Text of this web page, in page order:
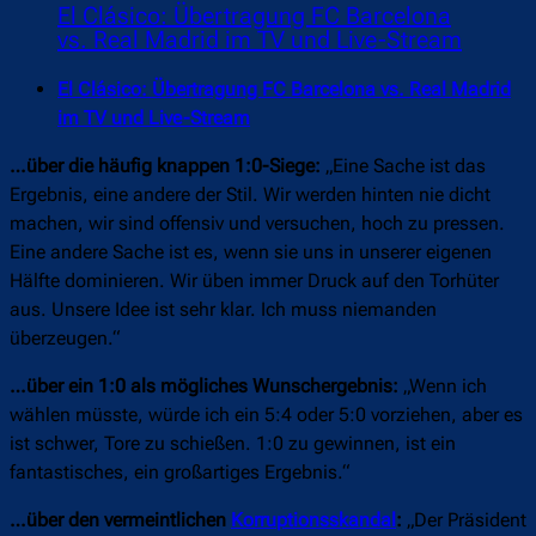
El Clásico: Übertragung FC Barcelona
vs. Real Madrid im TV und Live-Stream
El Clásico: Übertragung FC Barcelona vs. Real Madrid
im TV und Live-Stream
…über die häufig knappen 1:0-Siege: „Eine Sache ist das
Ergebnis, eine andere der Stil. Wir werden hinten nie dicht
machen, wir sind offensiv und versuchen, hoch zu pressen.
Eine andere Sache ist es, wenn sie uns in unserer eigenen
Hälfte dominieren. Wir üben immer Druck auf den Torhüter
aus. Unsere Idee ist sehr klar. Ich muss niemanden
überzeugen.“
…über ein 1:0 als mögliches Wunschergebnis: „Wenn ich
wählen müsste, würde ich ein 5:4 oder 5:0 vorziehen, aber es
ist schwer, Tore zu schießen. 1:0 zu gewinnen, ist ein
fantastisches, ein großartiges Ergebnis.“
…über den vermeintlichen Korruptionsskandal : „Der Präsident